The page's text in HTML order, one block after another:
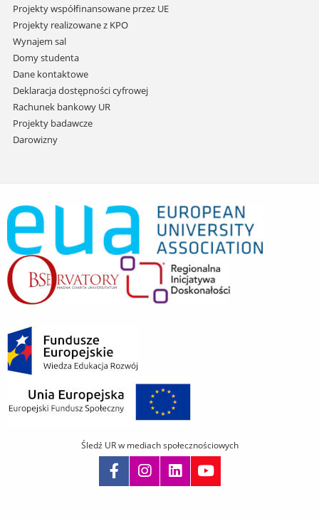
Projekty współfinansowane przez UE
Projekty realizowane z KPO
Wynajem sal
Domy studenta
Dane kontaktowe
Deklaracja dostępności cyfrowej
Rachunek bankowy UR
Projekty badawcze
Darowizny
Śledź UR w mediach społecznościowych